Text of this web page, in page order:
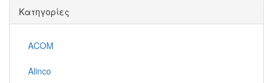
Κατηγορίες
ACOM
Alinco